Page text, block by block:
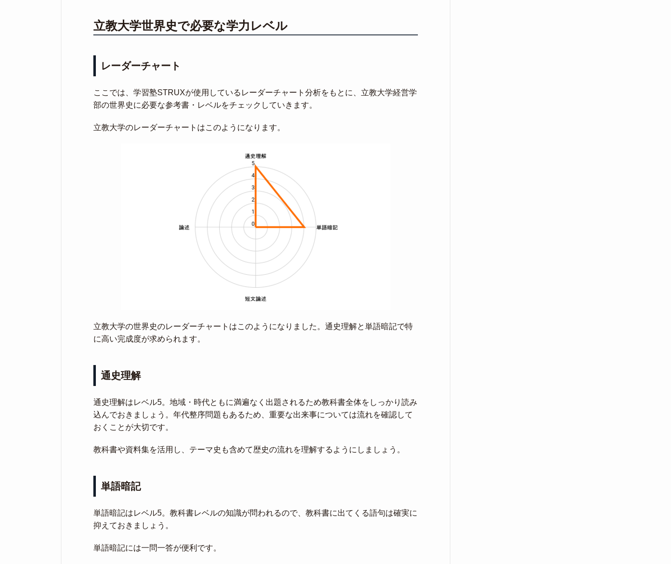
立教大学世界史で必要な学力レベル
レーダーチャート
ここでは、学習塾STRUXが使用しているレーダーチャート分析をもとに、立教大学経営学
部の世界史に必要な参考書・レベルをチェックしていきます。
立教大学のレーダーチャートはこのようになります。
立教大学の世界史のレーダーチャートはこのようになりました。通史理解と単語暗記で特
に高い完成度が求められます。
通史理解
通史理解はレベル5。地域・時代ともに満遍なく出題されるため教科書全体をしっかり読み
込んでおきましょう。年代整序問題もあるため、重要な出来事については流れを確認して
おくことが大切です。
教科書や資料集を活用し、テーマ史も含めて歴史の流れを理解するようにしましょう。
単語暗記
単語暗記はレベル5。教科書レベルの知識が問われるので、教科書に出てくる語句は確実に
抑えておきましょう。
単語暗記には一問一答が便利です。